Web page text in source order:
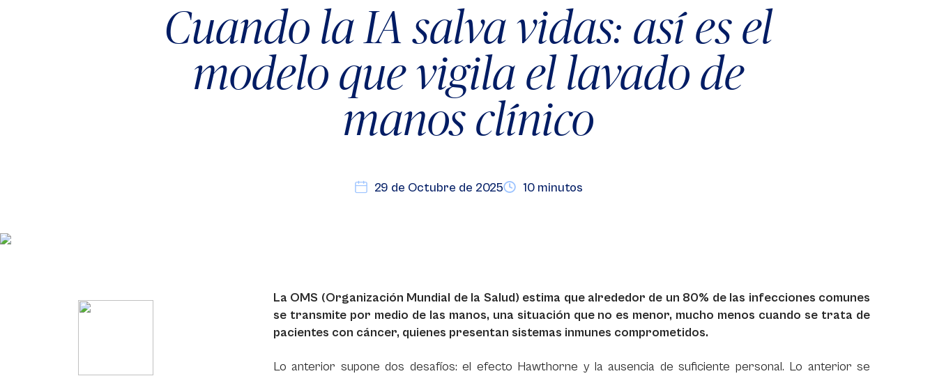
Cuando la IA salva vidas: así es el
modelo que vigila el lavado de
manos clínico
29 de Octubre de 2025 10 minutos
La OMS (Organización Mundial de la Salud) estima que alrededor de un 80% de las infecciones comunes
se transmite por medio de las manos, una situación que no es menor, mucho menos cuando se trata de
pacientes con cáncer, quienes presentan sistemas inmunes comprometidos.
Lo anterior supone dos desafíos: el efecto Hawthorne y la ausencia de suficiente personal. Lo anterior se